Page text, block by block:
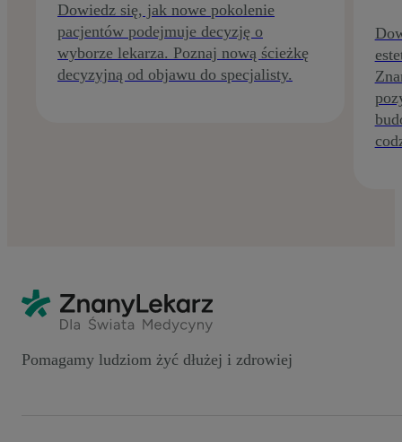
Dowiedz się, jak nowe pokolenie
pacjentów podejmuje decyzję o
wyborze lekarza. Poznaj nową ścieżkę
decyzyjną od objawu do specjalisty.
Pomagamy ludziom żyć dłużej i zdrowiej